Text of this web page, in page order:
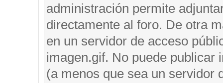
administración permite
directamente al foro. De otra
en un servidor de acceso
imagen.gif. No puede publicar
(a menos que sea un servidor